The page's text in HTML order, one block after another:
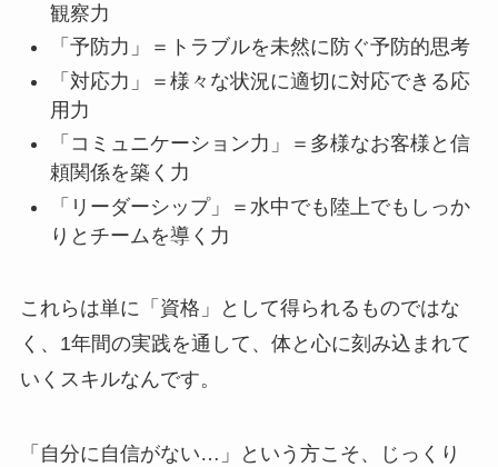
観察力
「予防力」＝トラブルを未然に防ぐ予防的思考
「対応力」＝様々な状況に適切に対応できる応
用力
「コミュニケーション力」＝多様なお客様と信
頼関係を築く力
「リーダーシップ」＝水中でも陸上でもしっか
りとチームを導く力
これらは単に「資格」として得られるものではな
く、1年間の実践を通して、体と心に刻み込まれて
いくスキルなんです。
「自分に自信がない…」という方こそ、じっくり